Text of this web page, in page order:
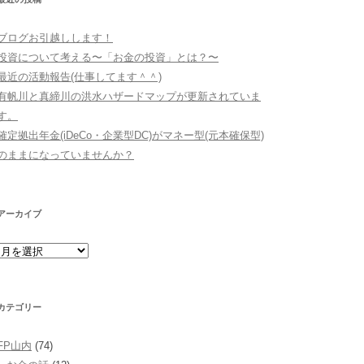
ログお引越しします！
資について考える〜「お金の投資」とは？〜
近の活動報告(仕事してます＾＾)
帆川と真締川の洪水ハザードマップが更新されていま
。
定拠出年金(iDeCo・企業型DC)がマネー型(元本確保型)
ままになっていませんか？
ーカイブ
テゴリー
山内 (74)